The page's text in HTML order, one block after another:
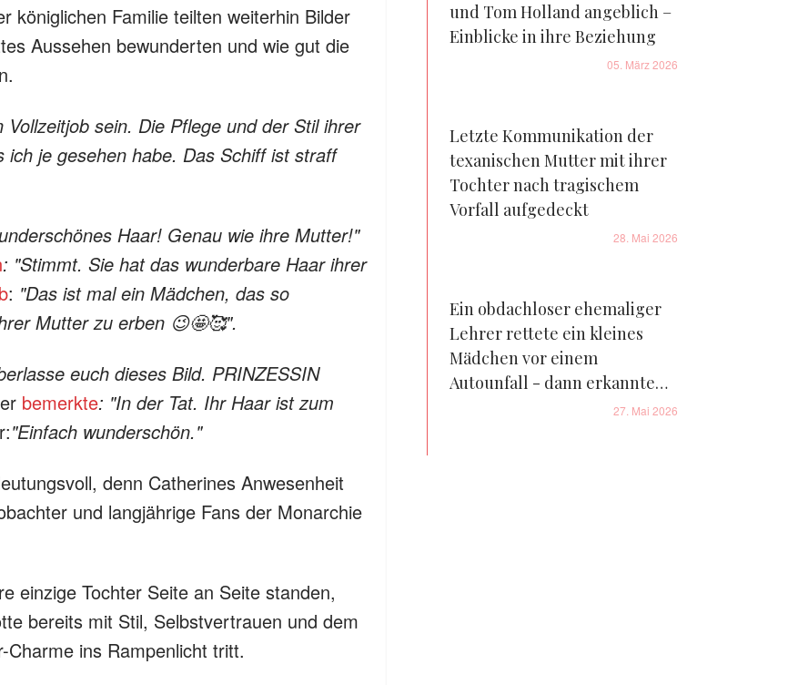
königlichen Familie teilten weiterhin Bilder
Aussehen bewunderten und wie gut die
sein. Die Pflege und der Stil ihrer
je gesehen habe. Das Schiff ist straff
Haar! Genau wie ihre Mutter!"
: "Stimmt. Sie hat das wunderbare Haar ihrer
: "Das ist mal ein Mädchen, das so
Mutter zu erben 😉🤩🥰".
euch dieses Bild. PRINZESSIN
bemerkte: "In der Tat. Ihr Haar ist zum
"Einfach wunderschön."
denn Catherines Anwesenheit
und langjährige Fans der Monarchie
einzige Tochter Seite an Seite standen,
bereits mit Stil, Selbstvertrauen und dem
ins Rampenlicht tritt.
und Tom Holland angeblich –
Einblicke in ihre Beziehung
05. März 2026
Letzte Kommunikation der
texanischen Mutter mit ihrer
Tochter nach tragischem
Vorfall aufgedeckt
28. Mai 2026
Ein obdachloser ehemaliger
Lehrer rettete ein kleines
Mädchen vor einem
Autounfall - dann erkannte
ihre Mutter seine Stimme27. Mai 2026